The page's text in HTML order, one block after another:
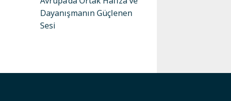
Dayanışmanın Güçlenen
Sesi